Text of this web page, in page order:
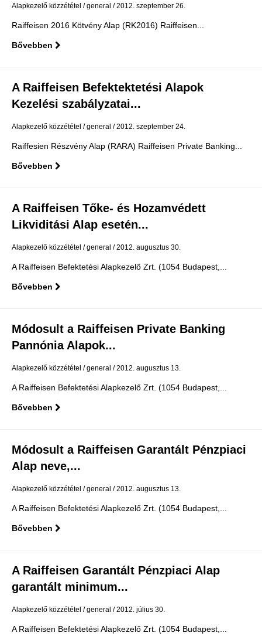
Alapkezelő közzététel general 2012. szeptember 26.
Raiffeisen 2016 Kötvény Alap (RK2016) Raiffeisen...
Bővebben
A Raiffeisen Befektektetési Alapok
Kezelési szabályzatai...
Alapkezelő közzététel general 2012. szeptember 24.
Raiffesien Részvény Alap (RARA) Raiffeisen Private Banking...
Bővebben
A Raiffeisen Tőke- és Hozamvédett
Likviditási Alap esetén...
Alapkezelő közzététel general 2012. augusztus 30.
A Raiffeisen Befektetési Alapkezelő Zrt. (1054 Budapest,...
Bővebben
Módosult a Raiffeisen Private Banking
Pannónia Alapok...
Alapkezelő közzététel general 2012. augusztus 13.
A Raiffeisen Befektetési Alapkezelő Zrt. (1054 Budapest,...
Bővebben
Módosult a Raiffeisen Garantált Pénzpiaci
Alap neve,...
Alapkezelő közzététel general 2012. augusztus 13.
A Raiffeisen Befektetési Alapkezelő Zrt. (1054 Budapest,...
Bővebben
A Raiffeisen Garantált Pénzpiaci Alap
garantált minimum...
Alapkezelő közzététel general 2012. július 30.
A Raiffeisen Befektetési Alapkezelő Zrt. (1054 Budapest,...